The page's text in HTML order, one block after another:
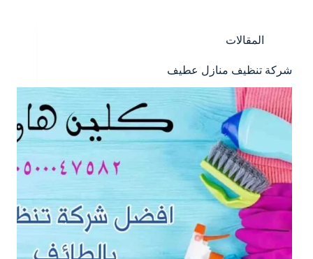
المقالات
شركة تنظيف منازل عطيف